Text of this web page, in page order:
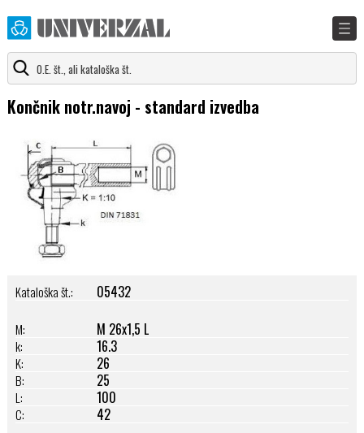
Končnik notr.navoj - standard izvedba
Kataloška št.: 05432
M: M 26x1,5 L
k: 16.3
K: 26
B: 25
L: 100
C: 42